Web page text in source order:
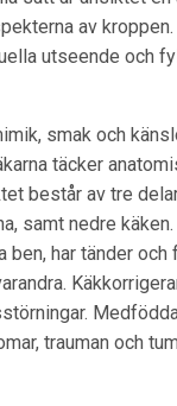
av
utseende och
smak och
täcker
består av tre
samt nedre
ben, har tänder och
trauman och